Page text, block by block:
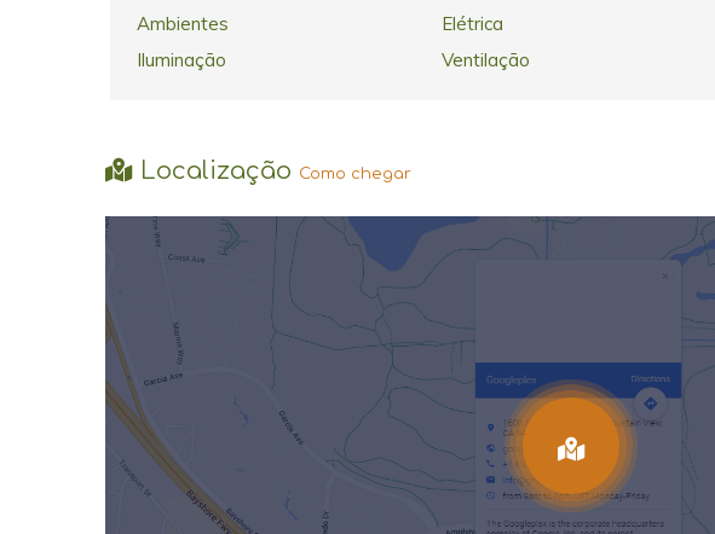
Ambientes Elétrica
Iluminação
Ventilação
Localização Como chegar